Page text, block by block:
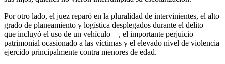
Por otro lado, el juez reparó en la pluralidad de intervinientes, el alto
grado de planeamiento y logística desplegados durante el delito —
que incluyó el uso de un vehículo—, el importante perjuicio
patrimonial ocasionado a las víctimas y el elevado nivel de violencia
ejercido principalmente contra menores de edad.